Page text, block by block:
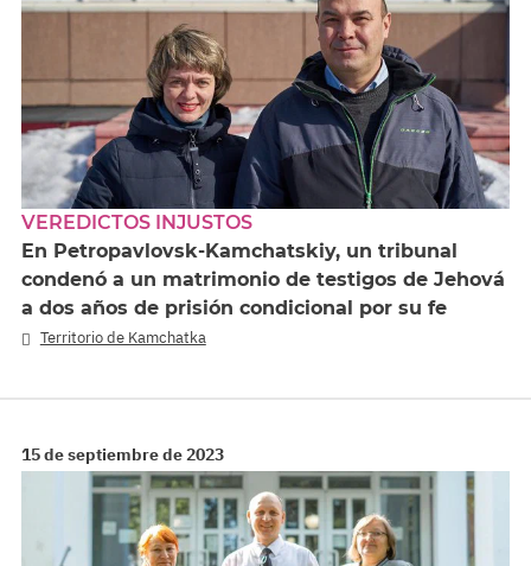
VEREDICTOS INJUSTOS
En Petropavlovsk-Kamchatskiy, un tribunal
condenó a un matrimonio de testigos de Jehová
a dos años de prisión condicional por su fe
Territorio de Kamchatka
15 de septiembre de 2023